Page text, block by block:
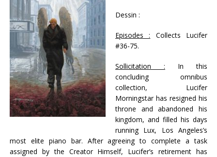
Dessin :
Episodes : Collects Lucifer
#36-75.
Sollicitation : In this
concluding omnibus
collection, Lucifer
Morningstar has resigned his
throne and abandoned his
kingdom, and filled his days
running Lux, Los Angeles’s
most elite piano bar. After agreeing to complete a task
assigned by the Creator Himself, Lucifer’s retirement has